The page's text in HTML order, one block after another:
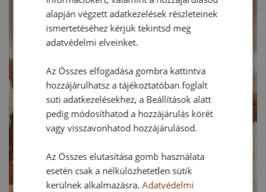
alapján végzett adatkezelések részleteinek
ismertetéséhez kérjük tekintsd meg
adatvédelmi elveinket.
Az Összes elfogadása gombra kattintva
hozzájárulhatsz a tájékoztatóban foglalt
süti adatkezelésekhez, a Beállítások alatt
pedig módosíthatod a hozzájárulás körét
vagy visszavonhatod hozzájárulásod.
Az Összes elutasítása gomb használata
esetén csak a nélkülözhetetlen sütik
kerülnek alkalmazásra.Adatvédelmi